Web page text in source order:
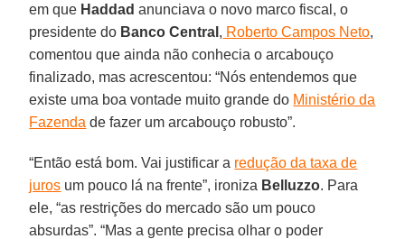
em que Haddad anunciava o novo marco fiscal, o
presidente do Banco Central , Roberto Campos Neto,
comentou que ainda não conhecia o arcabouço
finalizado, mas acrescentou: “Nós entendemos que
existe uma boa vontade muito grande do Ministério da
Fazenda de fazer um arcabouço robusto”.
“Então está bom. Vai justificar a redução da taxa de
juros um pouco lá na frente”, ironiza Belluzzo. Para
ele, “as restrições do mercado são um pouco
absurdas”. “Mas a gente precisa olhar o poder